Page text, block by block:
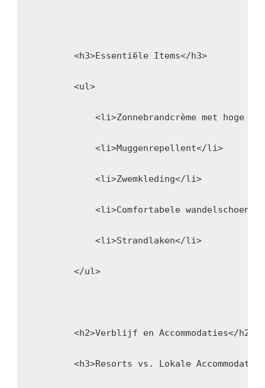
        <h3>Essentiële Items</h3>
        <ul>
<li>Zonnebrandcrème met hoge
            <li>Muggenrepellent</li>
            <li>Zwemkleding</li>
<li>Comfortabele
            <li>Strandlaken</li>
        </ul>
        <h2>Verblijf en Accommodaties</h2>
<h3>Resorts vs. Lokale